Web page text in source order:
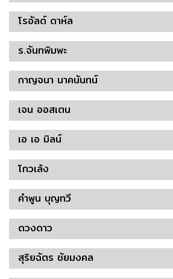
โรอัลด์ ดาห์ล
ร.จันทพิมพะ
กาญจนา นาคนันทน์
เจน ออสเตน
เอ เอ มิลน์
โกวเล้ง
คำพูน บุญทวี
ดวงดาว
สุริยฉัตร ชัยมงคล